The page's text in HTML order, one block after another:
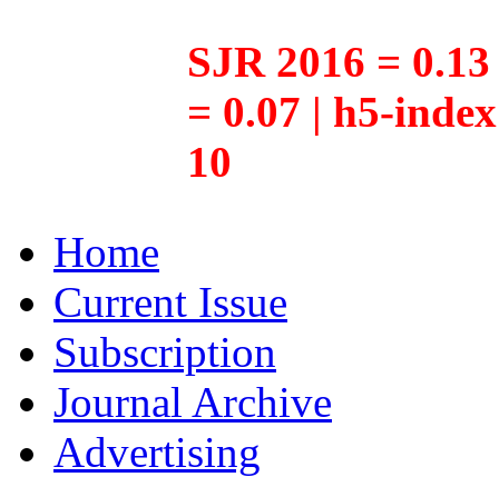
SJR 2016 =
= 0.07 | h5-
10
Home
Current Issue
Subscription
Journal Archive
Advertising